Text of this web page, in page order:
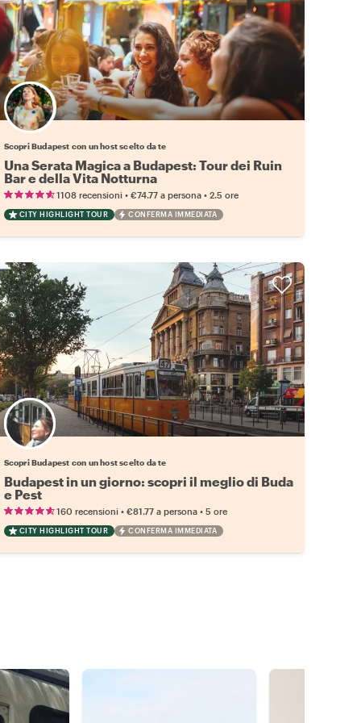
Scegli il tuo local preferito
Scopri Budapest con un host scelto da te
Una Serata Magica a Budapest: Tour dei Ruin
Bar e della Vita Notturna
1108 recensioni• €74.77 a persona• 2.5 ore
CITY HIGHLIGHT TOUR CONFERMA IMMEDIATA
Scegli il tuo local preferito
Scopri Budapest con un host scelto da te
Budapest in un giorno: scopri il meglio di Buda
e Pest
160 recensioni• €81.77 a persona• 5 ore
CITY HIGHLIGHT TOUR CONFERMA IMMEDIATA